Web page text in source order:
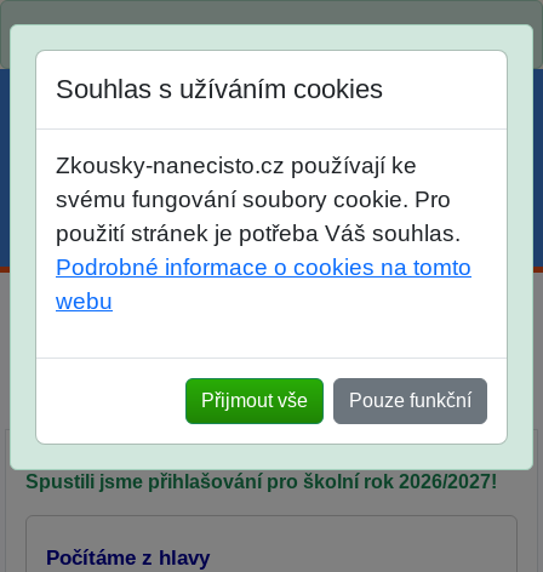
Menu Účet Košík
Síň slávy
Souhlas s užíváním cookies
Zkousky-nanecisto.cz používají ke
svému fungování soubory cookie. Pro
použití stránek je potřeba Váš souhlas.
Podrobné informace o cookies na tomto
webu
Přijmout vše Pouze funkční
Spustili jsme přihlašování pro školní rok 2026/2027!
Počítáme z hlavy